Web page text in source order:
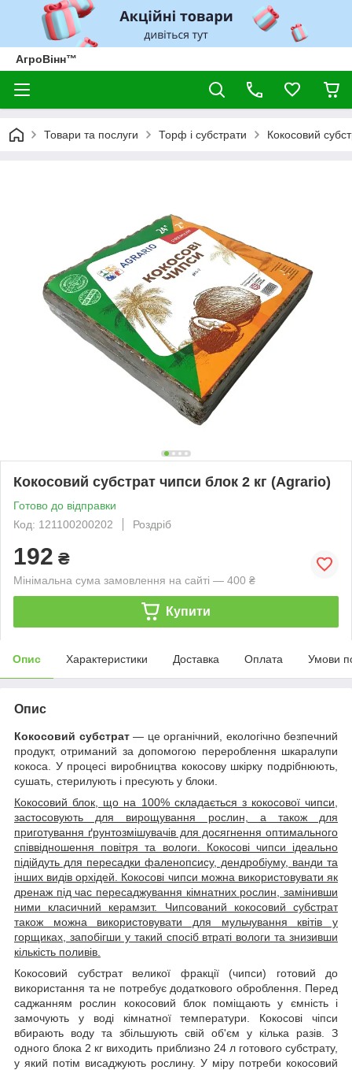
АгроВінн™
Товари та послуги Торф і субстрати Кокосовий
Кокосовий субстрат чипси блок 2 кг (Agrario)
Готово до відправки
Код: 121100200202
Роздріб
192 ₴
Мінімальна сума замовлення на сайті — 400 ₴
Купити
Опис Характеристики Доставка Оплата Умови
Опис
Кокосовий субстрат — це органічний, екологічно безпечний
продукт, отриманий за допомогою перероблення шкаралупи
кокоса. У процесі виробництва кокосову шкірку подрібнюють,
сушать, стерилують і пресують у блоки.
Кокосовий блок, що на 100% складається з кокосової чипси,
застосовують для вирощування рослин, а також для
приготування ґрунтозмішувачів для досягнення оптимального
співвідношення повітря та вологи. Кокосові чипси ідеально
підійдуть для пересадки фаленопсису, дендробіуму, ванди та
інших видів орхідей. Кокосові чипси можна використовувати як
дренаж під час пересаджування кімнатних рослин, замінивши
ними класичний керамзит. Чипсований кокосовий субстрат
також можна використовувати для мульчування квітів у
горщиках, запобігши у такий спосіб втраті вологи та знизивши
кількість поливів.
Кокосовий субстрат великої фракції (чипси) готовий до
використання та не потребує додаткового оброблення. Перед
саджанням рослин кокосовий блок поміщають у ємність і
замочують у воді кімнатної температури. Кокосові чіпси
вбирають воду та збільшують свій об'єм у кілька разів. З
одного блока 2 кг виходить приблизно 24 л готового субстрату,
у який потім висаджують рослину. У міру потреби кокосовий